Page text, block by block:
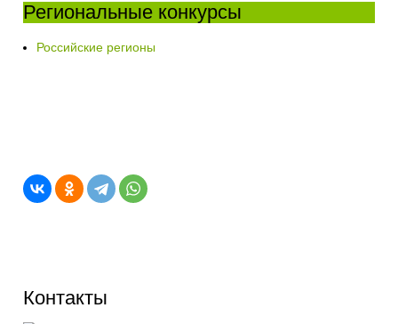
Региональные конкурсы
Российские регионы
Контакты